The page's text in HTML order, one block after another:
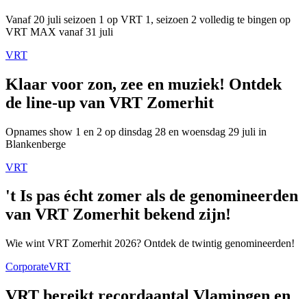
Vanaf 20 juli seizoen 1 op VRT 1, seizoen 2 volledig te bingen op
VRT MAX vanaf 31 juli
VRT
Klaar voor zon, zee en muziek! Ontdek
de line-up van VRT Zomerhit
Opnames show 1 en 2 op dinsdag 28 en woensdag 29 juli in
Blankenberge
VRT
't Is pas écht zomer als de genomineerden
van VRT Zomerhit bekend zijn!
Wie wint VRT Zomerhit 2026? Ontdek de twintig genomineerden!
CorporateVRT